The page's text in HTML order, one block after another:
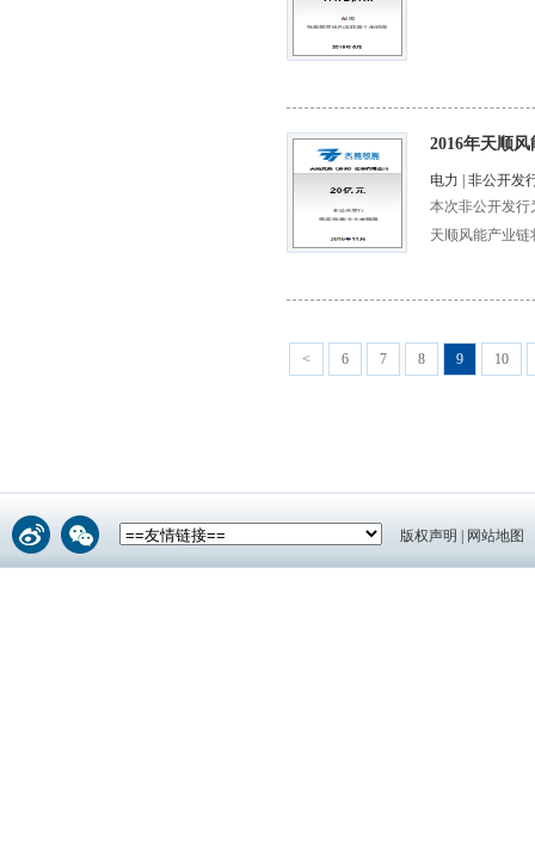
2016年天顺
电力 | 非公开发
本次非公开发行
天顺风能产业
< 6 7 8 9 10
版权声明 网站地图